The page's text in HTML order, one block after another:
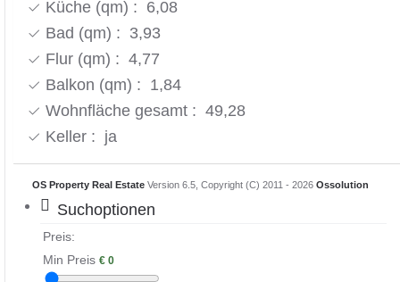
Küche (qm) : 6,08
Bad (qm) : 3,93
Flur (qm) : 4,77
Balkon (qm) : 1,84
Wohnfläche gesamt : 49,28
Keller : ja
OS Property Real EstateVersion 6.5, Copyright (C) 2011 - 2026 Ossolution
Suchoptionen
Preis:
Min Preis € 0